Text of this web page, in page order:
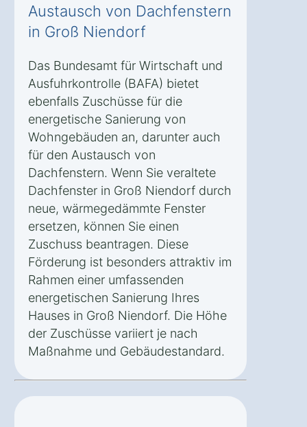
Austausch von Dachfenstern
in Groß Niendorf
Das Bundesamt für Wirtschaft und
Ausfuhrkontrolle (BAFA) bietet
ebenfalls Zuschüsse für die
energetische Sanierung von
Wohngebäuden an, darunter auch
für den Austausch von
Dachfenstern. Wenn Sie veraltete
Dachfenster in Groß Niendorf durch
neue, wärmegedämmte Fenster
ersetzen, können Sie einen
Zuschuss beantragen. Diese
Förderung ist besonders attraktiv im
Rahmen einer umfassenden
energetischen Sanierung Ihres
Hauses in Groß Niendorf. Die Höhe
der Zuschüsse variiert je nach
Maßnahme und Gebäudestandard.